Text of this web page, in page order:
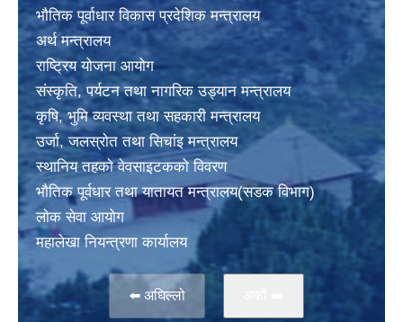
भाैतिक पूर्वाधार विकास प्रदेशिक मन्त्रालय
अर्थ मन्त्रालय
राष्ट्रिय योजना आयोग
संस्कृति, पर्यटन तथा नागरिक उड्यान मन्त्रालय
कृषि, भुमि व्यवस्था तथा सहकारी मन्त्रालय
उर्जा, जलस्राेत तथा सिचांइ मन्त्रालय
स्थानिय तहकाे वेवसाइटककाे विवरण
भाैतिक पूर्वधार तथा यातायत मन्त्रालय(सडक विभाग)
लाेक सेवा आयोग
महालेखा नियन्त्रणा कार्यालय
⬅️ अघिल्लो